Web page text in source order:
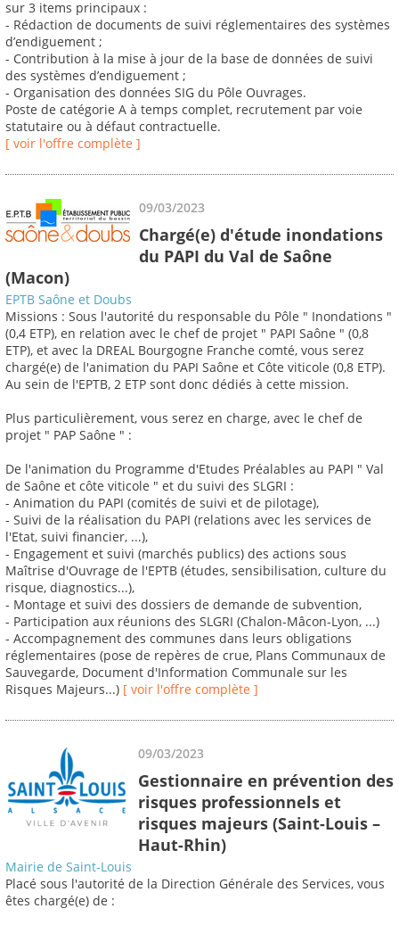
sur 3 items principaux :
- Rédaction de documents de suivi réglementaires des systèmes
d’endiguement ;
- Contribution à la mise à jour de la base de données de suivi
des systèmes d’endiguement ;
- Organisation des données SIG du Pôle Ouvrages.
Poste de catégorie A à temps complet, recrutement par voie
statutaire ou à défaut contractuelle.
[ voir l'offre complète ]
09/03/2023
Chargé(e) d'étude inondations
du PAPI du Val de Saône
(Macon)
EPTB Saône et Doubs
Missions : Sous l'autorité du responsable du Pôle " Inondations "
(0,4 ETP), en relation avec le chef de projet " PAPI Saône " (0,8
ETP), et avec la DREAL Bourgogne Franche comté, vous serez
chargé(e) de l'animation du PAPI Saône et Côte viticole (0,8 ETP).
Au sein de l'EPTB, 2 ETP sont donc dédiés à cette mission.
Plus particulièrement, vous serez en charge, avec le chef de
projet " PAP Saône " :
De l'animation du Programme d'Etudes Préalables au PAPI " Val
de Saône et côte viticole " et du suivi des SLGRI :
- Animation du PAPI (comités de suivi et de pilotage),
- Suivi de la réalisation du PAPI (relations avec les services de
l'Etat, suivi financier, ...),
- Engagement et suivi (marchés publics) des actions sous
Maîtrise d'Ouvrage de l'EPTB (études, sensibilisation, culture du
risque, diagnostics...),
- Montage et suivi des dossiers de demande de subvention,
- Participation aux réunions des SLGRI (Chalon-Mâcon-Lyon, ...)
- Accompagnement des communes dans leurs obligations
réglementaires (pose de repères de crue, Plans Communaux de
Sauvegarde, Document d'Information Communale sur les
Risques Majeurs...) [ voir l'offre complète ]
09/03/2023
Gestionnaire en prévention des
risques professionnels et
risques majeurs (Saint-Louis –
Haut-Rhin)
Mairie de Saint-Louis
Placé sous l'autorité de la Direction Générale des Services, vous
êtes chargé(e) de :